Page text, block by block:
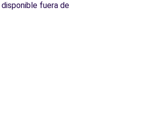
fuera de